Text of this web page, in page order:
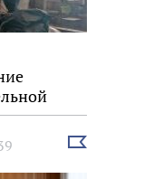
Выбрать